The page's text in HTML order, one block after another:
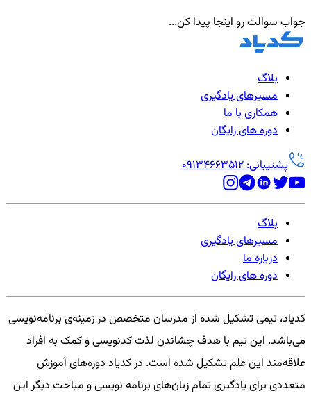
جواب سوالت رو اینجا پیدا کن...
بلاگ
مسیرهای یادگیری
همکاری با ما
دوره های رایگان
پشتیبانی: 09134663512
بلاگ
مسیرهای یادگیری
درباره ما
دوره های رایگان
کدیاد، تیمی تشکیل شده از مدرسان متخصص در زمینه‌ی برنامه‌نویسی
می‌باشد. این تیم با هدف چشاندن لذت کدنویسی و کمک به افراد
علاقه‌مند این علم تشکیل شده است. در کدیاد دوره‌های آموزش
متعددی برای یادگیری تمام زبان‌های برنامه نویسی و مباحث دیگر این